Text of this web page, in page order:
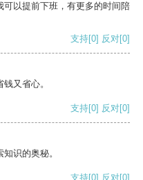
以提前下班，有更多的时间陪
支持[0] 反对[0]
又省心。
支持[0] 反对[0]
识的奥秘。
支持[0] 反对[0]